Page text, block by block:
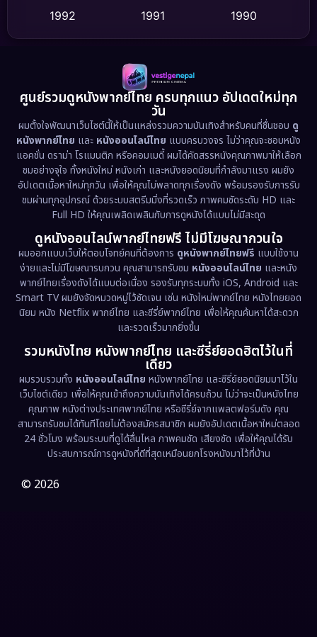
Detective สืบสวน (59)
Disaster (13)
Disney+ (5)
Documentary สารคดี (93)
Drama ดราม่า (1,460)
Dystopian (17)
Emotional (61)
Epic มหากาพย์ (218)
Erotic (36)
Family ครอบครัว (363)
Fantasy จินตนาการ (326)
Fiction (9)
Film (57)
Gothic
1992
1991
1990
1989
1988
1986
1983
1978
1974
1962
ศูนย์รวมดูหนังพากย์ไทย ครบทุกแนว อัปเดตใหม่ทุก
วัน
ผมตั้งใจพัฒนาเว็บไซต์นี้ให้เป็นแหล่งรวมความบันเทิงสำหรับคนที่ชื่นชอบ ดู
หนังพากย์ไทย และ หนังออนไลน์ไทย แบบครบวงจร ไม่ว่าคุณจะชอบหนัง
แอคชั่น ดราม่า โรแมนติก หรือคอมเมดี้ ผมได้คัดสรรหนังคุณภาพมาให้เลือก
ชมอย่างจุใจ ทั้งหนังใหม่ หนังเก่า และหนังยอดนิยมที่กำลังมาแรง ผมยัง
อัปเดตเนื้อหาใหม่ทุกวัน เพื่อให้คุณไม่พลาดทุกเรื่องดัง พร้อมรองรับการรับ
ชมผ่านทุกอุปกรณ์ ด้วยระบบสตรีมมิ่งที่รวดเร็ว ภาพคมชัดระดับ HD และ
Full HD ให้คุณเพลิดเพลินกับการดูหนังได้แบบไม่มีสะดุด
ดูหนังออนไลน์พากย์ไทยฟรี ไม่มีโฆษณากวนใจ
ผมออกแบบเว็บให้ตอบโจทย์คนที่ต้องการ ดูหนังพากย์ไทยฟรี แบบใช้งาน
ง่ายและไม่มีโฆษณารบกวน คุณสามารถรับชม หนังออนไลน์ไทย และหนัง
พากย์ไทยเรื่องดังได้แบบต่อเนื่อง รองรับทุกระบบทั้ง iOS, Android และ
Smart TV ผมยังจัดหมวดหมู่ไว้ชัดเจน เช่น หนังใหม่พากย์ไทย หนังไทยยอด
นิยม หนัง Netflix พากย์ไทย และซีรี่ย์พากย์ไทย เพื่อให้คุณค้นหาได้สะดวก
และรวดเร็วมากยิ่งขึ้น
รวมหนังไทย หนังพากย์ไทย และซีรี่ย์ยอดฮิตไว้ในที่
เดียว
ผมรวบรวมทั้ง หนังออนไลน์ไทย หนังพากย์ไทย และซีรี่ย์ยอดนิยมมาไว้ใน
เว็บไซต์เดียว เพื่อให้คุณเข้าถึงความบันเทิงได้ครบถ้วน ไม่ว่าจะเป็นหนังไทย
คุณภาพ หนังต่างประเทศพากย์ไทย หรือซีรี่ย์จากแพลตฟอร์มดัง คุณ
สามารถรับชมได้ทันทีโดยไม่ต้องสมัครสมาชิก ผมยังอัปเดตเนื้อหาใหม่ตลอด
24 ชั่วโมง พร้อมระบบที่ดูได้ลื่นไหล ภาพคมชัด เสียงชัด เพื่อให้คุณได้รับ
ประสบการณ์การดูหนังที่ดีที่สุดเหมือนยกโรงหนังมาไว้ที่บ้าน
© 2026